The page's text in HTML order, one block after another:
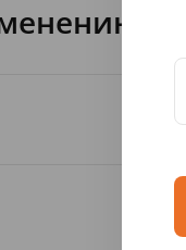
FJ
коже